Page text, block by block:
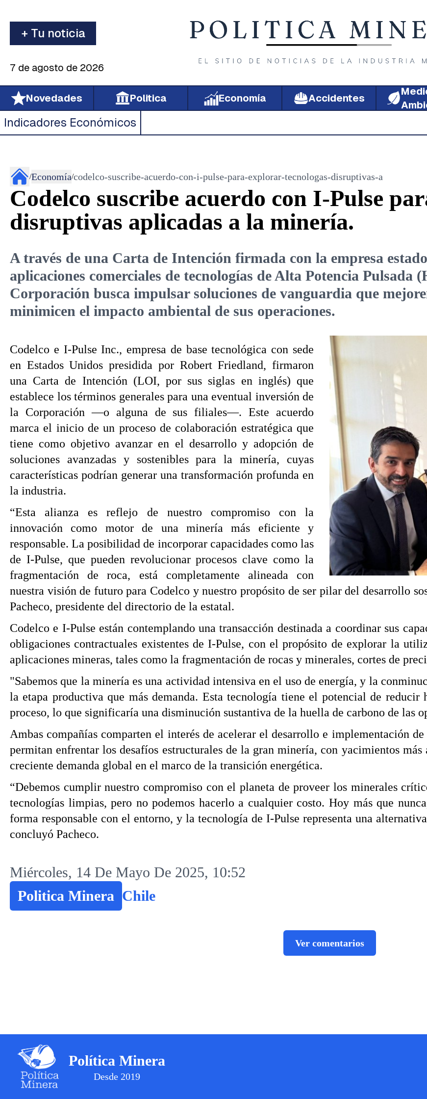
+ Tu noticia
7 de agosto de 2026
Novedades Politica Economía Accidentes
Indicadores Económicos
/Economía/codelco-suscribe-acuerdo-con-i-pulse-para-explorar-tecnologas-disruptivas-a
Codelco suscribe acuerdo con I-Pulse
disruptivas aplicadas a la minería.
A través de una Carta de Intención firmada con la empresa
aplicaciones comerciales de tecnologías de Alta Potencia Pulsada
Corporación busca impulsar soluciones de vanguardia que
minimicen el impacto ambiental de sus operaciones.
Codelco e I-Pulse Inc., empresa de base tecnológica con sede
en Estados Unidos presidida por Robert Friedland, firmaron
una Carta de Intención (LOI, por sus siglas en inglés) que
establece los términos generales para una eventual inversión de
la Corporación —o alguna de sus filiales—. Este acuerdo
marca el inicio de un proceso de colaboración estratégica que
tiene como objetivo avanzar en el desarrollo y adopción de
soluciones avanzadas y sostenibles para la minería, cuyas
características podrían generar una transformación profunda en
la industria.
“Esta alianza es reflejo de nuestro compromiso con la
innovación como motor de una minería más eficiente y
responsable. La posibilidad de incorporar capacidades como las
de I-Pulse, que pueden revolucionar procesos clave como la
fragmentación de roca, está completamente alineada con
nuestra visión de futuro para Codelco y nuestro propósito de ser pilar del desarrollo
Pacheco, presidente del directorio de la estatal.
Codelco e I-Pulse están contemplando una transacción destinada a coordinar sus
obligaciones contractuales existentes de I-Pulse, con el propósito de explorar la
aplicaciones mineras, tales como la fragmentación de rocas y minerales, cortes de
"Sabemos que la minería es una actividad intensiva en el uso de energía, y la
la etapa productiva que más demanda. Esta tecnología tiene el potencial de reducir
proceso, lo que significaría una disminución sustantiva de la huella de carbono de las
Ambas compañías comparten el interés de acelerar el desarrollo e implementación
permitan enfrentar los desafíos estructurales de la gran minería, con yacimientos
creciente demanda global en el marco de la transición energética.
“Debemos cumplir nuestro compromiso con el planeta de proveer los minerales
tecnologías limpias, pero no podemos hacerlo a cualquier costo. Hoy más que
forma responsable con el entorno, y la tecnología de I-Pulse representa una
concluyó Pacheco.
Miércoles, 14 De Mayo De 2025, 10:52
Politica Minera Chile
Ver comentarios
Política Minera
Desde 2019